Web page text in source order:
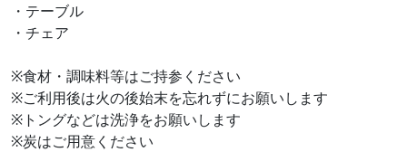
・テーブル
・チェア
※食材・調味料等はご持参ください
※ご利用後は火の後始末を忘れずにお願いします
※トングなどは洗浄をお願いします
※炭はご用意ください